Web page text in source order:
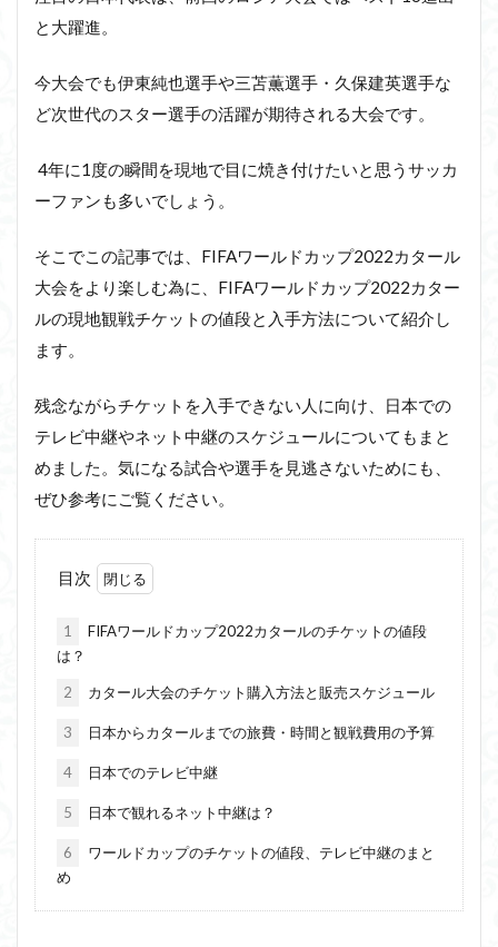
と大躍進。
今大会でも伊東純也選手や三苫薫選手・久保建英選手な
ど次世代のスター選手の活躍が期待される大会です。
4年に1度の瞬間を現地で目に焼き付けたいと思うサッカ
ーファンも多いでしょう。
そこでこの記事では、FIFAワールドカップ2022カタール
大会をより楽しむ為に、FIFAワールドカップ2022カター
ルの現地観戦チケットの値段と入手方法について紹介し
ます。
残念ながらチケットを入手できない人に向け、日本での
テレビ中継やネット中継のスケジュールについてもまと
めました。気になる試合や選手を見逃さないためにも、
ぜひ参考にご覧ください。
目次
1
FIFAワールドカップ2022カタールのチケットの値段
は？
2 カタール大会のチケット購入方法と販売スケジュール
3 日本からカタールまでの旅費・時間と観戦費用の予算
4 日本でのテレビ中継
5 日本で観れるネット中継は？
6
ワールドカップのチケットの値段、テレビ中継のまと
め